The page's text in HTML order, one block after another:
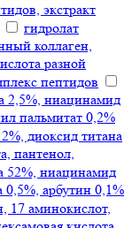
экстракт
гидролат
коллаген,
разной
пептидов
2,5%, ниацинамид
пальмитат 0,2%
диоксид титана
пантенол,
52%, ниацинамид
0,5%, арбутин 0,1%
17 аминокислот,